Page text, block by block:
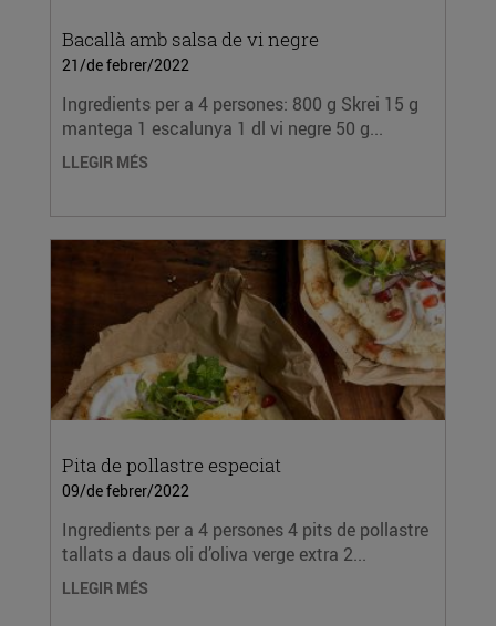
Bacallà amb salsa de vi negre
21/de febrer/2022
Ingredients per a 4 persones: 800 g Skrei 15 g
mantega 1 escalunya 1 dl vi negre 50 g...
LLEGIR MÉS
Pita de pollastre especiat
09/de febrer/2022
Ingredients per a 4 persones 4 pits de pollastre
tallats a daus oli d’oliva verge extra 2...
LLEGIR MÉS